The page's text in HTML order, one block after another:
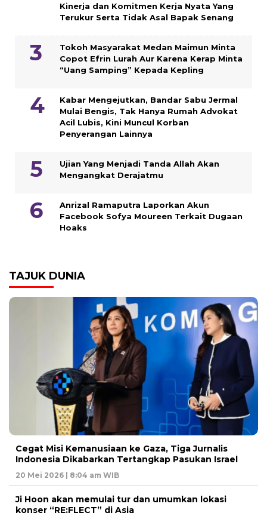
Kinerja dan Komitmen Kerja Nyata Yang
Terukur Serta Tidak Asal Bapak Senang
Tokoh Masyarakat Medan Maimun Minta
Copot Efrin Lurah Aur Karena Kerap Minta
“Uang Samping” Kepada Kepling
Kabar Mengejutkan, Bandar Sabu Jermal
Mulai Bengis, Tak Hanya Rumah Advokat
Acil Lubis, Kini Muncul Korban
Penyerangan Lainnya
Ujian Yang Menjadi Tanda Allah Akan
Mengangkat Derajatmu
Anrizal Ramaputra Laporkan Akun
Facebook Sofya Moureen Terkait Dugaan
Hoaks
TAJUK DUNIA
Cegat Misi Kemanusiaan ke Gaza, Tiga Jurnalis
Indonesia Dikabarkan Tertangkap Pasukan Israel
20 Mei 2026 | 8:04 am WIB
Ji Hoon akan memulai tur dan umumkan lokasi
konser “RE:FLECT” di Asia